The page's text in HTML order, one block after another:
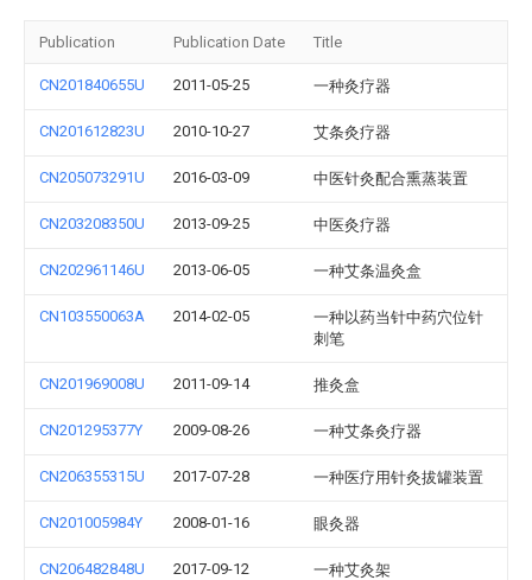
Publication Publication Date Title
CN201840655U 2011-05-25 一种灸疗器
CN201612823U 2010-10-27 艾条灸疗器
CN205073291U 2016-03-09 中医针灸配合熏蒸装置
CN203208350U 2013-09-25 中医灸疗器
CN202961146U 2013-06-05 一种艾条温灸盒
CN103550063A 2014-02-05
一种以药当针中药穴位针
刺笔
CN201969008U 2011-09-14 推灸盒
CN201295377Y 2009-08-26 一种艾条灸疗器
CN206355315U 2017-07-28 一种医疗用针灸拔罐装置
CN201005984Y 2008-01-16 眼灸器
CN206482848U 2017-09-12 一种艾灸架